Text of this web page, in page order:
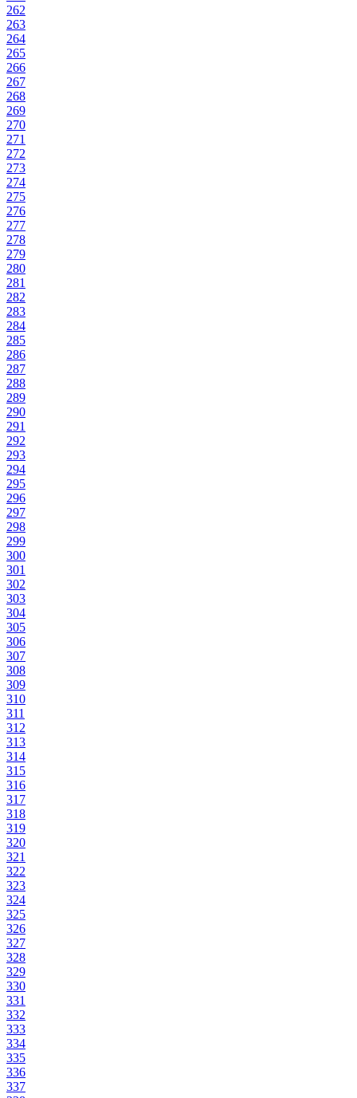
262
263
264
265
266
267
268
269
270
271
272
273
274
275
276
277
278
279
280
281
282
283
284
285
286
287
288
289
290
291
292
293
294
295
296
297
298
299
300
301
302
303
304
305
306
307
308
309
310
311
312
313
314
315
316
317
318
319
320
321
322
323
324
325
326
327
328
329
330
331
332
333
334
335
336
337